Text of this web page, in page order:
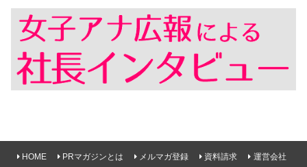
HOME PRマガジンとは メルマガ登録 資料請求 運営会社